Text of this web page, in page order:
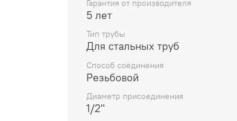
Гарантия от производителя
5 лет
Тип трубы
Для стальных труб
Способ соединения
Резьбовой
Диаметр присоединения
1/2"